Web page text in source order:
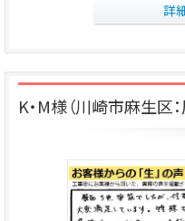
詳
K・M様（川崎市麻生区